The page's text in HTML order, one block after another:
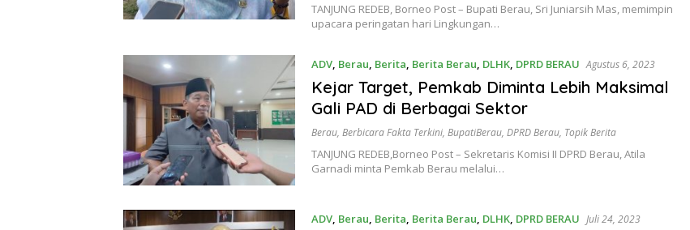
TANJUNG REDEB, Borneo Post – Bupati Berau, Sri Juniarsih Mas, memimpin
upacara peringatan hari Lingkungan…
ADV, Berau, Berita, Berita Berau, DLHK, DPRD BERAU Agustus 6, 2023
Kejar Target, Pemkab Diminta Lebih Maksimal
Gali PAD di Berbagai Sektor
Berau, Berbicara Fakta Terkini, BupatiBerau, DPRD Berau, Topik Berita
TANJUNG REDEB,Borneo Post – Sekretaris Komisi II DPRD Berau, Atila
Garnadi minta Pemkab Berau melalui…
ADV, Berau, Berita, Berita Berau, DLHK, DPRD BERAU Juli 24, 2023